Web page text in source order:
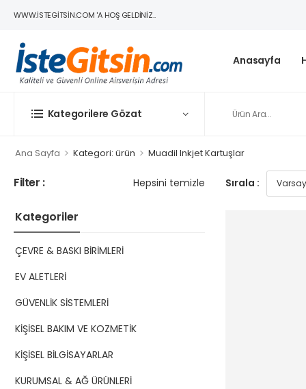
WWW.ISTEGITSIN.COM 'A HOŞ GELDINIZ..
Anasayfa
Kategorilere Gözat
Ana Sayfa > Kategori: ürün > Muadil Inkjet Kartuşlar
Filter : Hepsini temizle
Kategoriler
ÇEVRE & BASKI BİRİMLERİ
EV ALETLERİ
GÜVENLİK SİSTEMLERİ
KİŞİSEL BAKIM VE KOZMETİK
KİŞİSEL BİLGİSAYARLAR
KURUMSAL & AĞ ÜRÜNLERİ
Sırala :